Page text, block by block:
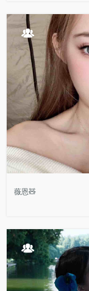
薇恩🧸